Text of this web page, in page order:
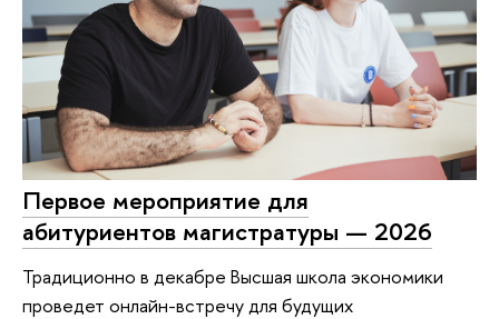
Первое мероприятие для
абитуриентов магистратуры — 2026
Традиционно в декабре Высшая школа экономики
проведет онлайн-встречу для будущих